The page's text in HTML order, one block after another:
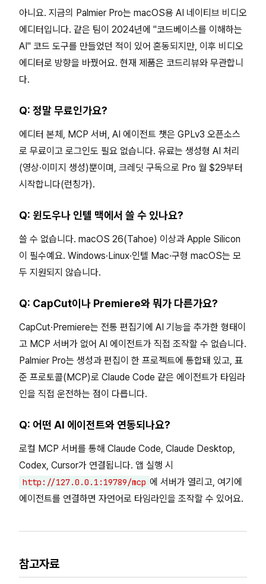
아니요. 지금의 Palmier Pro는 macOS용 AI 네이티브 비디오
에디터입니다. 같은 팀이 2024년에 "코드베이스를 이해하는
AI" 코드 도구를 만들었던 적이 있어 혼동되지만, 이후 비디오
에디터로 방향을 바꿨어요. 현재 제품은 코드리뷰와 무관합니
다.
Q: 정말 무료인가요?
에디터 본체, MCP 서버, AI 에이전트 챗은 GPLv3 오픈소스
로 무료이고 로그인도 필요 없습니다. 유료는 생성형 AI 처리
(영상·이미지 생성)뿐이며, 크레딧 구독으로 Pro 월 $29부터
시작합니다(런칭가).
Q: 윈도우나 인텔 맥에서 쓸 수 있나요?
쓸 수 없습니다. macOS 26(Tahoe) 이상과 Apple Silicon
이 필수예요. Windows·Linux·인텔 Mac·구형 macOS는 모
두 지원되지 않습니다.
Q: CapCut이나 Premiere와 뭐가 다른가요?
CapCut·Premiere는 전통 편집기에 AI 기능을 추가한 형태이
고 MCP 서버가 없어 AI 에이전트가 직접 조작할 수 없습니다.
Palmier Pro는 생성과 편집이 한 프로젝트에 통합돼 있고, 표
준 프로토콜(MCP)로 Claude Code 같은 에이전트가 타임라
인을 직접 운전하는 점이 다릅니다.
Q: 어떤 AI 에이전트와 연동되나요?
로컬 MCP 서버를 통해 Claude Code, Claude Desktop,
Codex, Cursor가 연결됩니다. 앱 실행 시
http://127.0.0.1:19789/mcp 에 서버가 열리고, 여기에
에이전트를 연결하면 자연어로 타임라인을 조작할 수 있어요.
참고자료